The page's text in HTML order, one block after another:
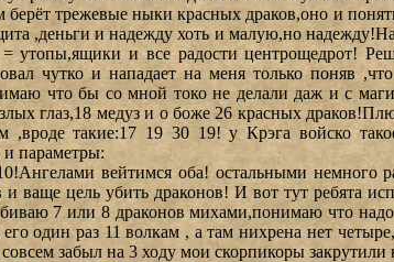
берёт трежевые ныки красных драков,оно и
,деньги и надежду хоть и малую,но
= утопы,ящики и все радости центрощедрот!
чутко и нападает на меня только поняв
что бы со мной токо не делали даж и с
глаз,18 медуз и о боже 26 красных
,вроде такие:17 19 30 19! у Крэга войско
и параметры:
вейтимся оба! остальными немного
и ваще цель убить драконов! И вот тут ребята
7 или 8 драконов михами,понимаю что
один раз 11 волкам , а там нихрена нет
забыл на 3 ходу мои скорпикоры